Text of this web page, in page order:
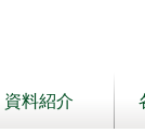
資料紹介